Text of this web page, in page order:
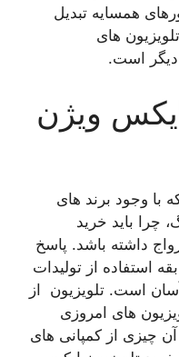
همسایه تبدیل
های
است.
ویژن
با وجود برند های
باید خرید
داشته باشد. پاسخ
استفاده از تولیدات
است. تلویزیون از
های امروزی
چیزی از کمپانی های